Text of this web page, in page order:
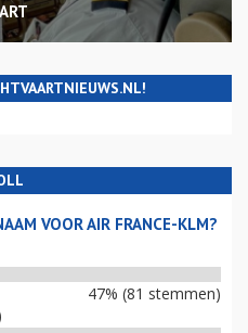
VOOR AIR FRANCE-KLM?
47% (81 stemmen)